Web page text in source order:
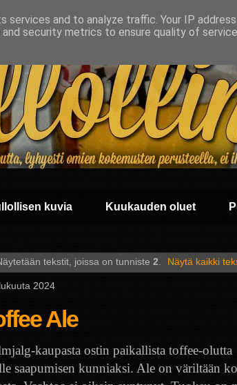
kuvia Kuukauden oluet
tekstit, joissa on tunniste 2. Näytä kaikki
2024
Ale
kaupasta ostin paikallista toffee-olutta
saapumisen kunniaksi. Ale on väriltään
and to analyze traffic. Your IP
security metrics to ensure quality of